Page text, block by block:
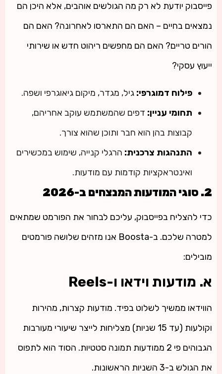
פייסבוק יודעת לא רק מה הגולשים אוהבים, אלא היכן הם
נמצאים בחיים – האם הם התארסו לאחרונה? האם הם
הורים טריים? האם הם מחפשים ריהוט חדש או שירותי
ייעוץ עסקי?
פילוח דמוגרפי: גיל, מגדר, מיקום גיאוגרפי ושפה.
תחומי עניין: דפים שהמשתמש עוקב אחריהם,
קבוצות בהן הוא חבר ותוכן שהוא צורך.
התנהגות צרכנית: הרגלי קנייה, שימוש במכשירים
ואינטראקציות קודמות עם מודעות.
2. סוגי המודעות המנצחים ב-2026
כדי להצליח בפייסבוק, עליכם לבחור את הפורמט שמתאים
למטרה שלכם. ב-Boosta אנו מזהים שלושה פורמטים
מובילים:
א. מודעות וידאו ו-Reels
הווידאו ממשיך לשלוט בפיד. מודעות קצרות, מהירות
וקולעות (עד 15 שניות) מצליחות לייצר שיעורי מעורבות
הגבוהים פי 2 ממודעות תמונה סטטיות. הסוד הוא לתפוס
את הגולש ב-3 השניות הראשונות.